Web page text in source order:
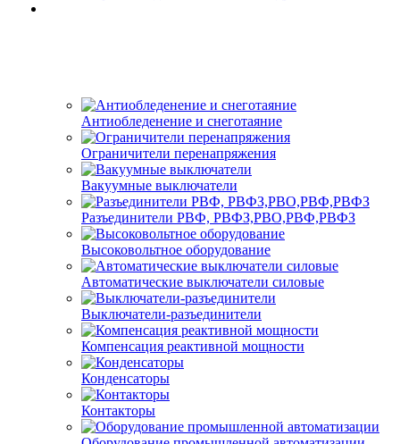
Антиобледенение и снеготаяние
Ограничители перенапряжения
Вакуумные выключатели
Разъединители РВФ, РВФЗ,РВО,РВФ,РВФЗ
Высоковольтное оборудование
Автоматические выключатели cиловые
Выключатели-разъединители
Компенсация реактивной мощности
Конденсаторы
Контакторы